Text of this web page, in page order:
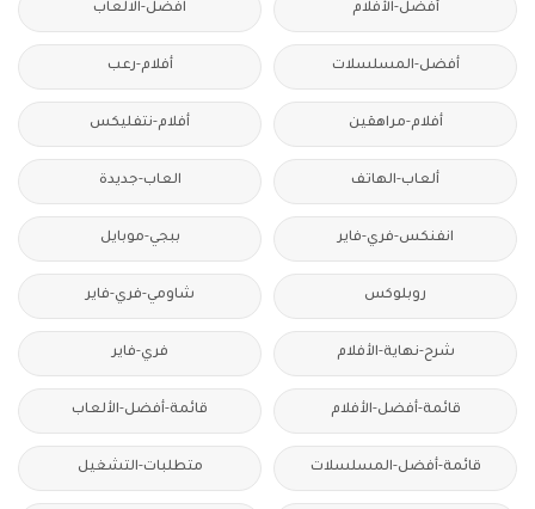
أفضل-الأفلام افضل-الالعاب
أفضل-المسلسلات أفلام-رعب
أفلام-مراهقين أفلام-نتفليكس
ألعاب-الهاتف العاب-جديدة
انفنكس-فري-فاير ببجي-موبايل
روبلوكس شاومي-فري-فاير
شرح-نهاية-الأفلام فري-فاير
قائمة-أفضل-الأفلام قائمة-أفضل-الألعاب
قائمة-أفضل-المسلسلات متطلبات-التشغيل